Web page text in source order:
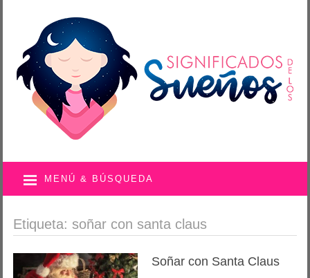
MENÚ & BÚSQUEDA
Etiqueta: soñar con santa claus
Soñar con Santa Claus